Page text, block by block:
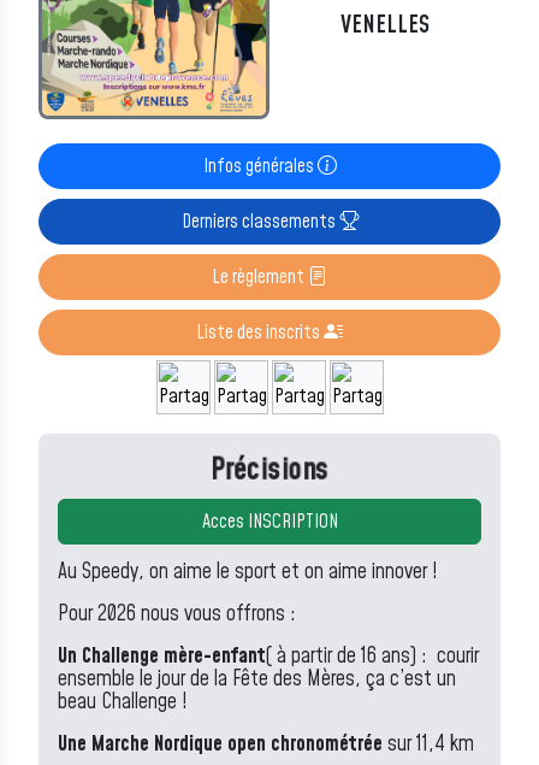
VENELLES
Infos générales
Derniers classements
Le règlement
Liste des inscrits
Précisions
Acces INSCRIPTION
Au Speedy, on aime le sport et on aime innover !
Pour 2026 nous vous offrons :
Un Challenge mère-enfant( à partir de 16 ans) : courir
ensemble le jour de la Fête des Mères, ça c’est un
beau Challenge !
Une Marche Nordique open chronométrée sur 11,4 km